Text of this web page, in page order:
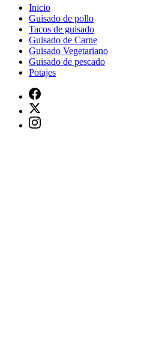
Inicio
Guisado de pollo
Tacos de guisado
Guisado de Carne
Guisado Vegetariano
Guisado de pescado
Potajes